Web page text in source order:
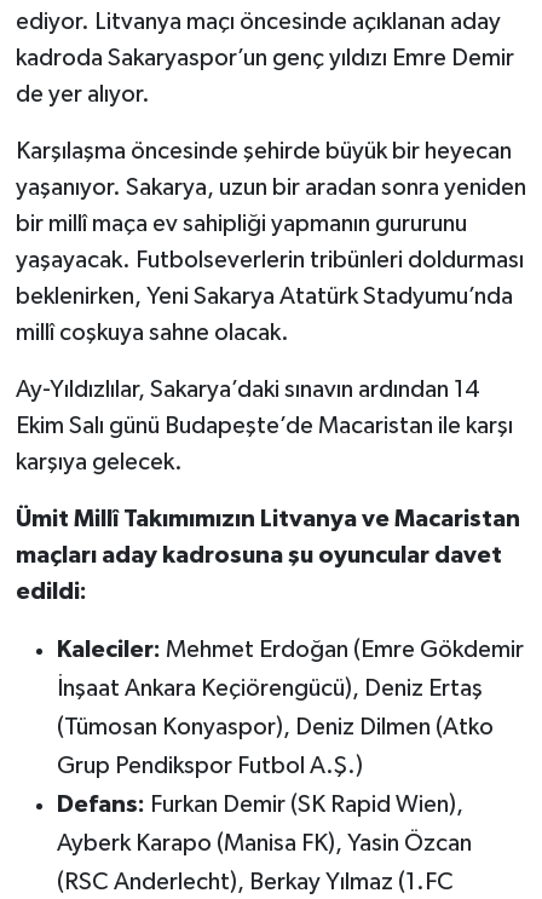
ediyor. Litvanya maçı öncesinde açıklanan aday
kadroda Sakaryaspor’un genç yıldızı Emre Demir
de yer alıyor.
Karşılaşma öncesinde şehirde büyük bir heyecan
yaşanıyor. Sakarya, uzun bir aradan sonra yeniden
bir millî maça ev sahipliği yapmanın gururunu
yaşayacak. Futbolseverlerin tribünleri doldurması
beklenirken, Yeni Sakarya Atatürk Stadyumu’nda
millî coşkuya sahne olacak.
Ay-Yıldızlılar, Sakarya’daki sınavın ardından 14
Ekim Salı günü Budapeşte’de Macaristan ile karşı
karşıya gelecek.
Ümit Millî Takımımızın Litvanya ve Macaristan
maçları aday kadrosuna şu oyuncular davet
edildi:
Kaleciler: Mehmet Erdoğan (Emre Gökdemir
İnşaat Ankara Keçiörengücü), Deniz Ertaş
(Tümosan Konyaspor), Deniz Dilmen (Atko
Grup Pendikspor Futbol A.Ş.)
Defans: Furkan Demir (SK Rapid Wien),
Ayberk Karapo (Manisa FK), Yasin Özcan
(RSC Anderlecht), Berkay Yılmaz (1.FC